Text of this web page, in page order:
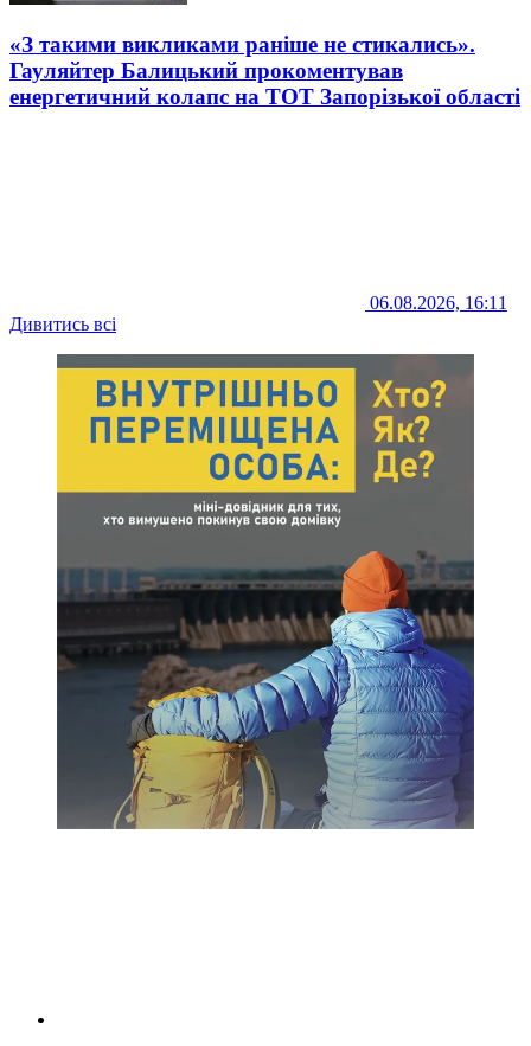
«З такими викликами раніше не стикались».
Гауляйтер Балицький прокоментував
енергетичний колапс на ТОТ Запорізької області
06.08.2026, 16:11
Дивитись всі